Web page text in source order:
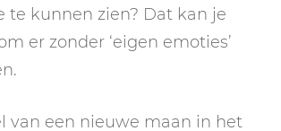
te kunnen zien? Dat kan je
er zonder ‘eigen emoties’
van een nieuwe maan in het